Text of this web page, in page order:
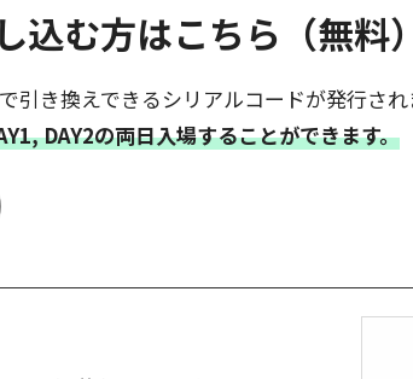
む方はこちら（無料）
き換えできるシリアルコードが発行され
DAY2の両日入場することができます。